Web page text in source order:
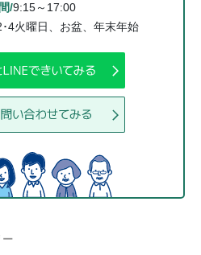
/9:15～17:00
4火曜日、お盆、年末年始
ー